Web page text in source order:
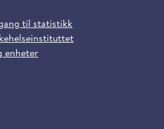
til statistikk
enheter